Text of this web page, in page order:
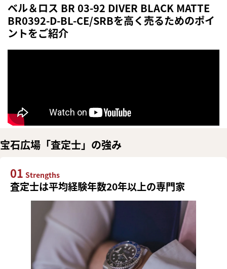
ベル＆ロス BR 03-92 DIVER BLACK MATTE
BR0392-D-BL-CE/SRBを高く売るためのポイ
ントをご紹介
宝石広場「査定士」の強み
01 Strengths
査定士は平均経験年数20年以上の専門家